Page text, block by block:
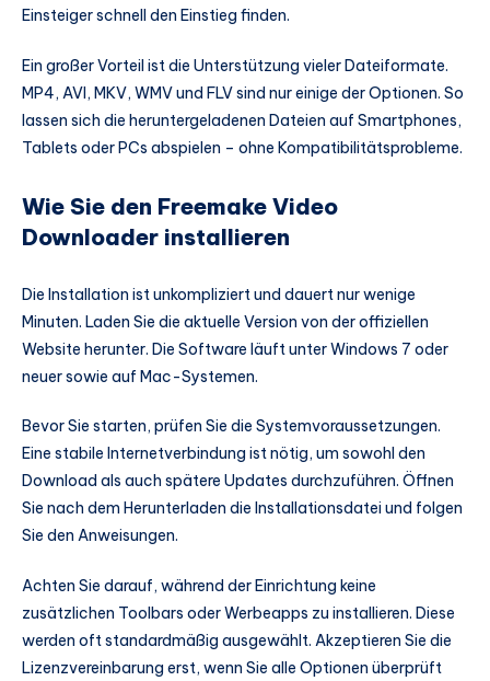
Einsteiger schnell den Einstieg finden.
Ein großer Vorteil ist die Unterstützung vieler Dateiformate.
MP4, AVI, MKV, WMV und FLV sind nur einige der Optionen. So
lassen sich die heruntergeladenen Dateien auf Smartphones,
Tablets oder PCs abspielen – ohne Kompatibilitätsprobleme.
Wie Sie den Freemake Video
Downloader installieren
Die Installation ist unkompliziert und dauert nur wenige
Minuten. Laden Sie die aktuelle Version von der offiziellen
Website herunter. Die Software läuft unter Windows 7 oder
neuer sowie auf Mac-Systemen.
Bevor Sie starten, prüfen Sie die Systemvoraussetzungen.
Eine stabile Internetverbindung ist nötig, um sowohl den
Download als auch spätere Updates durchzuführen. Öffnen
Sie nach dem Herunterladen die Installationsdatei und folgen
Sie den Anweisungen.
Achten Sie darauf, während der Einrichtung keine
zusätzlichen Toolbars oder Werbeapps zu installieren. Diese
werden oft standardmäßig ausgewählt. Akzeptieren Sie die
Lizenzvereinbarung erst, wenn Sie alle Optionen überprüft